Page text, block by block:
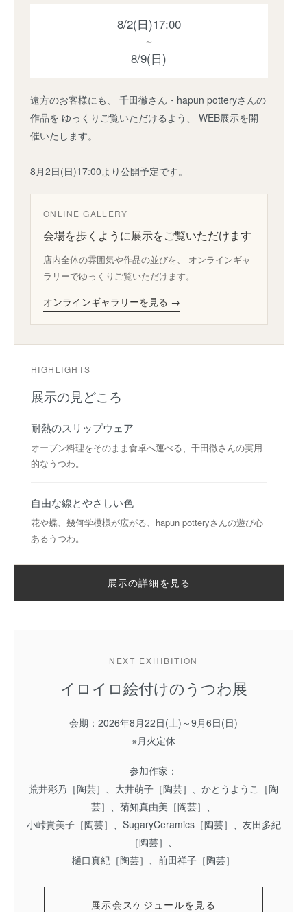
8/2(日)17:00
～
8/9(日)
遠方のお客様にも、 千田徹さん・hapun potteryさんの
作品を ゆっくりご覧いただけるよう、 WEB展示を開
催いたします。
8月2日(日)17:00より公開予定です。
ONLINE GALLERY
会場を歩くように展示をご覧いただけます
店内全体の雰囲気や作品の並びを、 オンラインギャ
ラリーでゆっくりご覧いただけます。
オンラインギャラリーを見る →
HIGHLIGHTS
展示の見どころ
耐熱のスリップウェア
オーブン料理をそのまま食卓へ運べる、千田徹さんの実用
的なうつわ。
自由な線とやさしい色
花や蝶、幾何学模様が広がる、hapun potteryさんの遊び心
あるうつわ。
展示の詳細を見る
NEXT EXHIBITION
イロイロ絵付けのうつわ展
会期：2026年8月22日(土)～9月6日(日)
※月火定休
参加作家：
荒井彩乃［陶芸］、大井萌子［陶芸］、かとうようこ［陶
芸］、菊知真由美［陶芸］、
小峠貴美子［陶芸］、SugaryCeramics［陶芸］、友田多紀
［陶芸］、
樋口真紀［陶芸］、前田祥子［陶芸］
展示会スケジュールを見る